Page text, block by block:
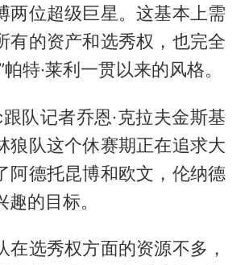
两位超级巨星。这基本上需
有的资产和选秀权，也完全
特·莱利一贯以来的风格。
队记者乔恩·克拉夫金斯基
狼队这个休赛期正在追求大
阿德托昆博和欧文，伦纳德
的目标。
在选秀权方面的资源不多，